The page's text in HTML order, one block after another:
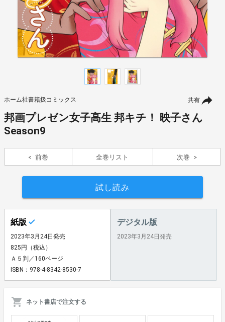
共有
ホーム社書籍扱コミックス
邦画プレゼン女子高生 邦キチ！ 映子さん
Season9
前巻 全巻リスト 次巻
試し読み
紙版
2023年3月24日発売
825円（税込）
Ａ５判／160ページ
ISBN：978-4-8342-8530-7
デジタル版
2023年3月24日発売
ネット書店で注文する